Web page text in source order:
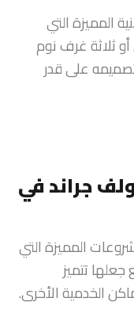
المميزة التي
ثلاثة غرف نوم
على قدر
جراند في
المميزة التي
تتميز
الخدمية الأخرى.